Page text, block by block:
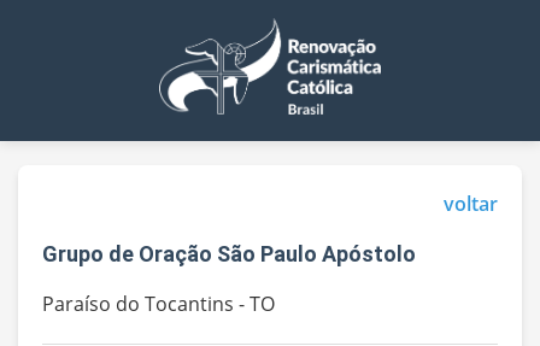
voltar
Grupo de Oração São Paulo Apóstolo
Paraíso do Tocantins - TO